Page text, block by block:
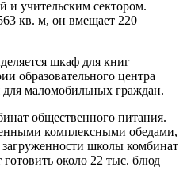
и учительским сектором.
кв. м, он вмещает 220
шкаф для книг
образовательного центра
маломобильных граждан.
общественного питания.
комплексными обедами,
школы комбинат
около 22 тыс. блюд